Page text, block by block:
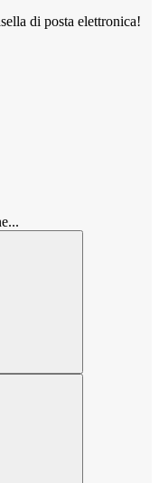
di posta elettronica!